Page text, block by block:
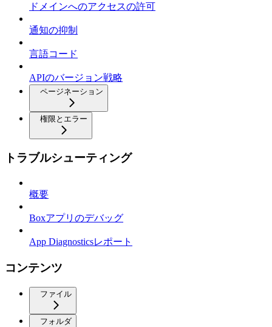
ドメインへのアクセスの許可
通知の抑制
言語コード
APIのバージョン戦略
ページネーション
権限とエラー
トラブルシューティング
概要
Boxアプリのデバッグ
App Diagnosticsレポート
コンテンツ
ファイル
フォルダ